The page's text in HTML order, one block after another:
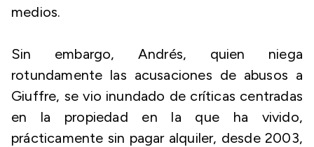
medios.
Sin embargo, Andrés, quien niega
rotundamente las acusaciones de abusos a
Giuffre, se vio inundado de críticas centradas
en la propiedad en la que ha vivido,
prácticamente sin pagar alquiler, desde 2003,